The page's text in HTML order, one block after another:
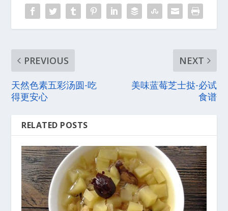
PREVIOUS
天然色素五彩汤圆-吃
得更安心
NEXT
美味蓝莓芝士挞-必试
食谱
RELATED POSTS